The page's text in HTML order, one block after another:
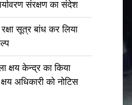
संरक्षण का संदेश
रक्षा सूत्र बांध कर लिया
क्षय केन्द्र का किया
अधिकारी को नोटिस